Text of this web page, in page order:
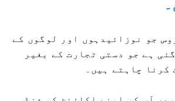
جو نوزائیدہوں اور لوگوں کے
ہے جو دستی تجارت کے بغیر
چاہتے ہیں۔